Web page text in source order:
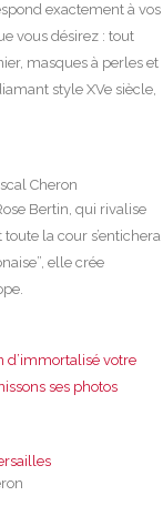
exactement à vos
vous désirez : tout
masques à perles et
style XVe siècle,
Cheron
Bertin, qui rivalise
la cour s’entichera
elle crée
d’immortalisé votre
ses photos